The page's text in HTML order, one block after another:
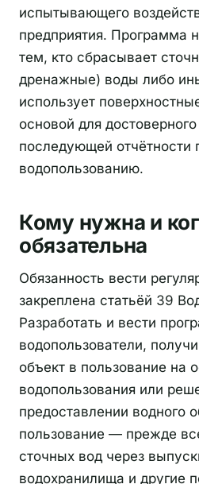
испытывающего
предприятия. Программа
тем, кто сбрасывает
дренажные) воды либо
использует
основой для
последующей отчётности
водопользованию.
Кому нужна и
обязательна
Обязанность вести
закреплена статьёй 39
Разработать и вести
водопользователи,
объект в пользование на
водопользования или
предоставлении водного
пользование — прежде
сточных вод через
водохранилища и другие